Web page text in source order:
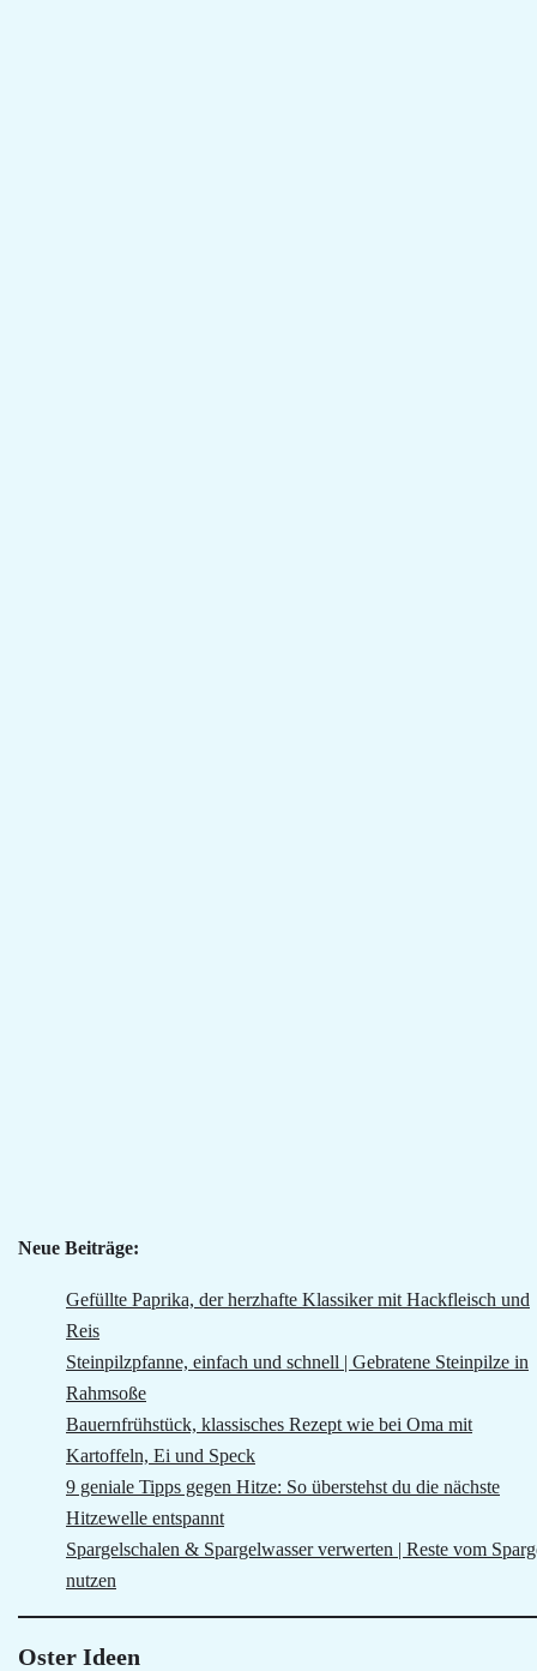
Neue Beiträge:
Gefüllte Paprika, der herzhafte Klassiker mit Hackfleisch und
Reis
Steinpilzpfanne, einfach und schnell | Gebratene Steinpilze in
Rahmsoße
Bauernfrühstück, klassisches Rezept wie bei Oma mit
Kartoffeln, Ei und Speck
9 geniale Tipps gegen Hitze: So überstehst du die nächste
Hitzewelle entspannt
Spargelschalen & Spargelwasser verwerten | Reste vom
nutzen
Oster Ideen